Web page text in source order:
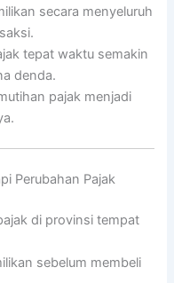
secara menyeluruh
tepat waktu semakin
denda.
pajak menjadi
Perubahan Pajak
di provinsi tempat
sebelum membeli